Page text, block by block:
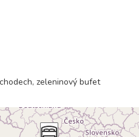
zeleninový bufet